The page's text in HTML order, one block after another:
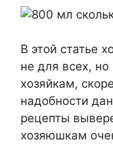
В этой статье
не для всех,
хозяйкам,
надобности
рецепты
хозяюшкам